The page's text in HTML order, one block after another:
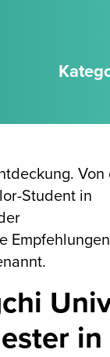
Student in
in